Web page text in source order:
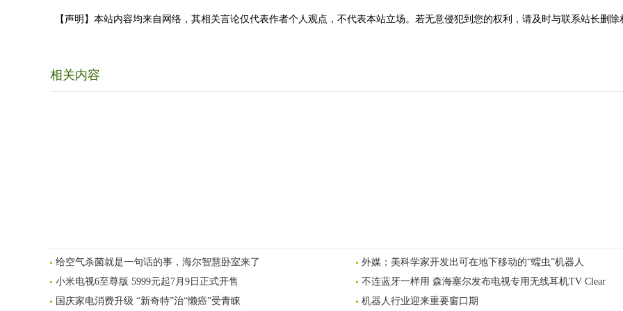
【声明】本站内容均来自网络，其相关言论仅代表作者个人观点，不代表本站立场。若无意侵犯到您的权利，请及时与联系站长删除
相关内容
给空气杀菌就是一句话的事，海尔智慧卧室来了
外媒；美科学家开发出可在地下移动的“蠕虫”机器人
小米电视6至尊版 5999元起7月9日正式开售
不连蓝牙一样用 森海塞尔发布电视专用无线耳机TV Clear
国庆家电消费升级 “新奇特”治“懒癌”受青睐
机器人行业迎来重要窗口期